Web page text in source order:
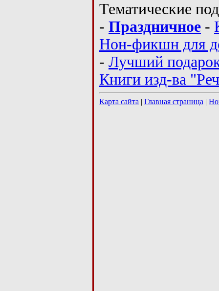
Тематические
- Праздничное -
Нон-фикшн для
- Лучший
Книги изд-ва
Карта сайта | Главная страница |